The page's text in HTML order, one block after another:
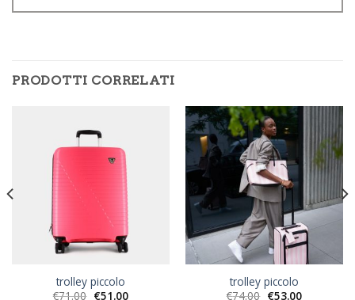
PRODOTTI CORRELATI
trolley piccolo
€71.00 €51.00
trolley piccolo
€74.00 €53.00